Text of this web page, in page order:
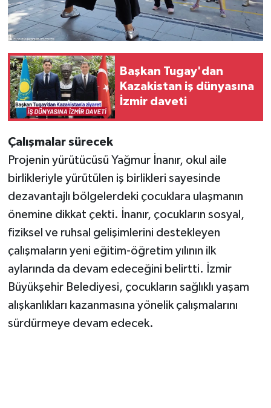
Başkan Tugay'dan
Kazakistan iş dünyasına
İzmir daveti
Çalışmalar sürecek
Projenin yürütücüsü Yağmur İnanır, okul aile
birlikleriyle yürütülen iş birlikleri sayesinde
dezavantajlı bölgelerdeki çocuklara ulaşmanın
önemine dikkat çekti. İnanır, çocukların sosyal,
fiziksel ve ruhsal gelişimlerini destekleyen
çalışmaların yeni eğitim-öğretim yılının ilk
aylarında da devam edeceğini belirtti. İzmir
Büyükşehir Belediyesi, çocukların sağlıklı yaşam
alışkanlıkları kazanmasına yönelik çalışmalarını
sürdürmeye devam edecek.